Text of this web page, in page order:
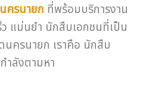
ครนายก ที่พร้อมบริการงาน
แม่นยำ นักสืบเอกชนที่เป็น
ครนายก เราคือ นักสืบ
ำลังตามหา